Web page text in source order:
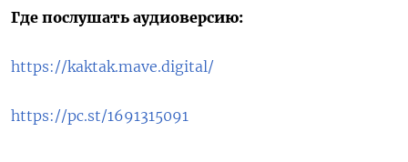
Где послушать аудиоверсию:
https://kaktak.mave.digital/
https://pc.st/1691315091